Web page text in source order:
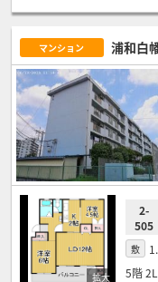
マンション 浦和白
2-
505
敷
5階